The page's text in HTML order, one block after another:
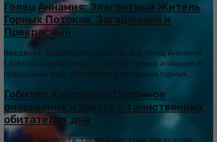
Голец Аннамия: Элегантный Житель
Горных Потоков, Загадочный и
Прекрасный
Введение: Волшебство скрытых вод Голец Аннамия
( Schistura annamensis ) – одна из самых изящных и
грациозных рыб, обитающих в холодных горных...
Гобитис Хассельта: Скромное
очарование и забота о таинственных
обитателях дна
Гобитис Хассельта, также известные как ложные